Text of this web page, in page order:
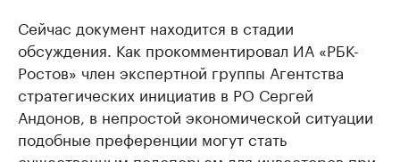
Сейчас документ находится в стадии
обсуждения. Как прокомментировал ИА «РБК-
Ростов» член экспертной группы Агентства
стратегических инициатив в РО Сергей
Андонов, в непростой экономической ситуации
подобные преференции могут стать